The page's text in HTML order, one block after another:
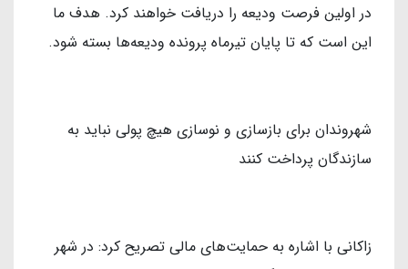
در اولین فرصت ودیعه را دریافت خواهند کرد. هدف ما
این است که تا پایان تیرماه پرونده ودیعه‌ها بسته شود.
شهروندان برای بازسازی و نوسازی هیچ پولی نباید به
سازندگان پرداخت کنند
زاکانی با اشاره به حمایت‌های مالی تصریح کرد: در شهر